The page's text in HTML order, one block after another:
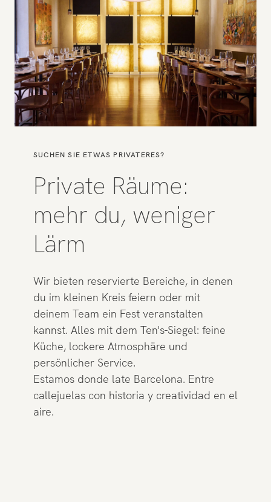
SUCHEN SIE ETWAS PRIVATERES?
Private Räume:
mehr du, weniger
Lärm
Wir bieten reservierte Bereiche, in denen
du im kleinen Kreis feiern oder mit
deinem Team ein Fest veranstalten
kannst. Alles mit dem Ten's-Siegel: feine
Küche, lockere Atmosphäre und
persönlicher Service.
Estamos donde late Barcelona. Entre
callejuelas con historia y creatividad en el
aire.